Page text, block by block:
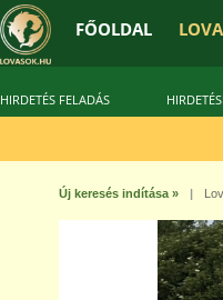
FŐOLDAL
HIRDETÉS FELADÁS
Új keresés indítása » |